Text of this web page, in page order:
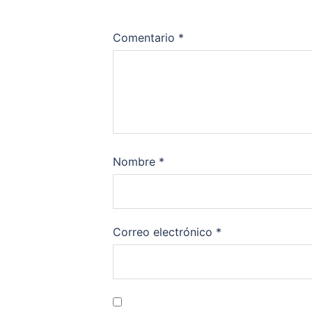
Comentario *
Nombre *
Correo electrónico *